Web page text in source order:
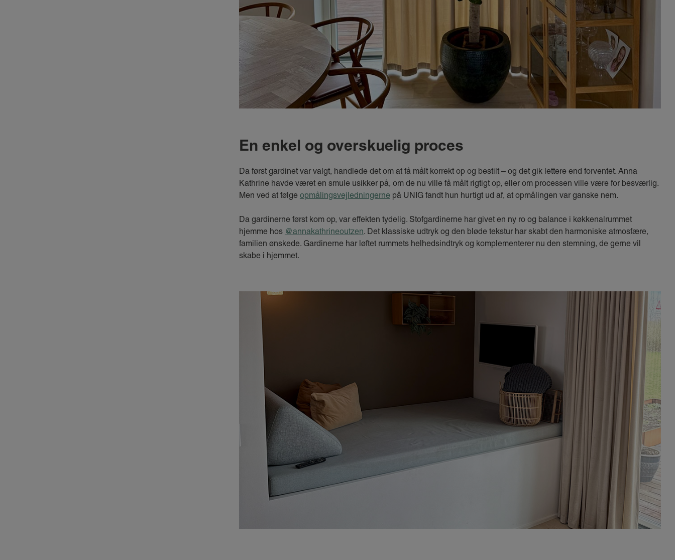
En enkel og overskuelig proces
Da først gardinet var valgt, handlede det om at få målt korrekt op og bestilt – og det gik lettere end forventet. Anna
Kathrine havde været en smule usikker på, om de nu ville få målt rigtigt op, eller om processen ville være for besværlig.
Men ved at følge opmålingsvejledningerne på UNIG fandt hun hurtigt ud af, at opmålingen var ganske nem.
Da gardinerne først kom op, var effekten tydelig. Stofgardinerne har givet en ny ro og balance i køkkenalrummet
hjemme hos @annakathrineoutzen. Det klassiske udtryk og den bløde tekstur har skabt den harmoniske atmosfære,
familien ønskede. Gardinerne har løftet rummets helhedsindtryk og komplementerer nu den stemning, de gerne vil
skabe i hjemmet.